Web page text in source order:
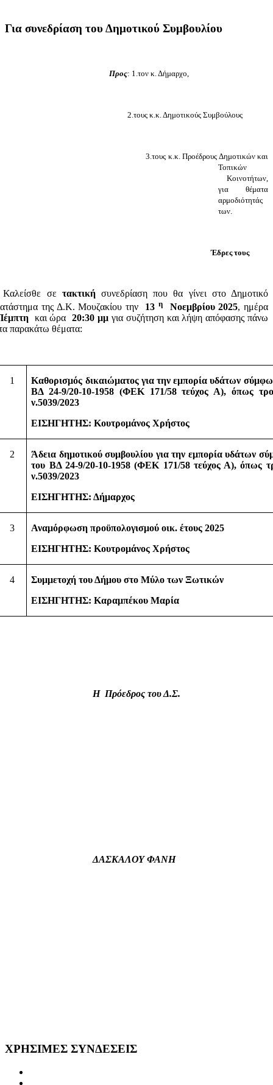
Για συνεδρίαση τουΔημοτικού Συμβουλίου
Προς: 1.τον κ. Δήμαρχο,
2.τους κ.κ. Δημοτικούς Συμβούλους
3.τους κ.κ. Προέδρους Δημοτικών και
Τοπικών
Κοινοτήτων,
για θέματα
αρμοδιότητάς
των.
Έδρες τους
Καλείσθε σε τακτικήσυνεδρίαση που θα γίνει στο Δημοτικό
της Δ.Κ. Μουζακίου την
13η Νοεμβρίου2025, ημέρα
και ώρα 20:30 μμγια συζήτηση και λήψη απόφασης πάνω
παρακάτω θέματα:
1
Καθορισμός δικαιώματος για την εμπορία υδάτων
ΒΔ 24-9/20-10-1958 (ΦΕΚ 171/58 τεύχος Α), όπως
ν.5039/2023
ΕΙΣΗΓΗΤΗΣ: Κουτρομάνος Χρήστος
2 Άδεια δημοτικού συμβουλίου για την εμπορία υδάτων
του ΒΔ 24-9/20-10-1958 (ΦΕΚ 171/58 τεύχος Α), όπως
ν.5039/2023
ΕΙΣΗΓΗΤΗΣ: Δήμαρχος
3
Αναμόρφωση προϋπολογισμού οικ. έτους 2025
ΕΙΣΗΓΗΤΗΣ: Κουτρομάνος Χρήστος
4
Συμμετοχή του Δήμου στο Μύλο των Ξωτικών
ΕΙΣΗΓΗΤΗΣ: Καραμπέκου Μαρία
Η Πρόεδρος του Δ.Σ.
ΔΑΣΚΑΛΟΥ ΦΑΝΗ
ΧΡΗΣΙΜΕΣ ΣΥΝΔΕΣΕΙΣ